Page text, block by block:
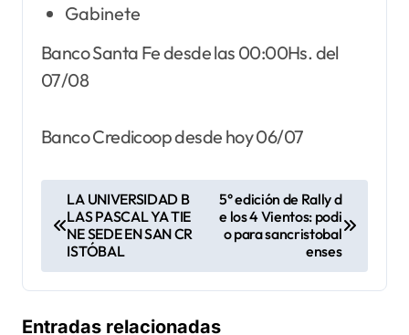
Gabinete
Banco Santa Fe desde las 00:00Hs. del
07/08
Banco Credicoop desde hoy 06/07
e
g
LA UNIVERSIDAD B
LAS PASCAL YA TIE
NE SEDE EN SAN CR
ISTÓBAL
5° edición de Rally d
e los 4 Vientos: podi
o para sancristobal
enses
Entradas relacionadas